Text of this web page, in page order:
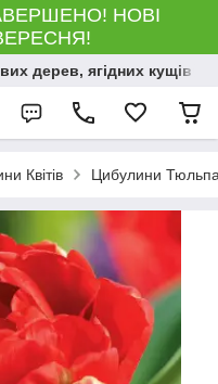
НОВІ
дерев, ягідних кущів і
Квітів Цибулини